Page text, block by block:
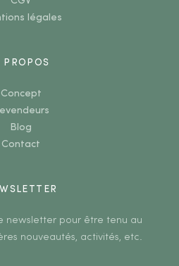
légales
PROPOS
Concept
Blog
Contact
newsletter pour être tenu au
nouveautés, activités, etc.